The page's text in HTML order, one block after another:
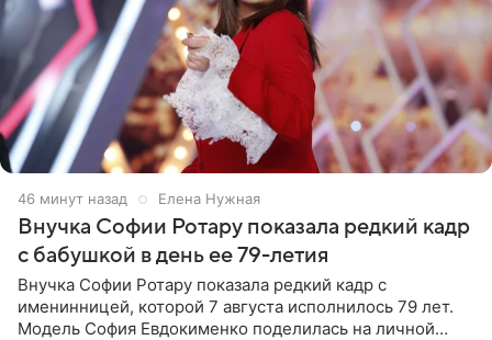
46 минут назад Елена Нужная
Внучка Софии Ротару показала редкий кадр
с бабушкой в день ее 79-летия
Внучка Софии Ротару показала редкий кадр с
именинницей, которой 7 августа исполнилось 79 лет.
Модель София Евдокименко поделилась на личной